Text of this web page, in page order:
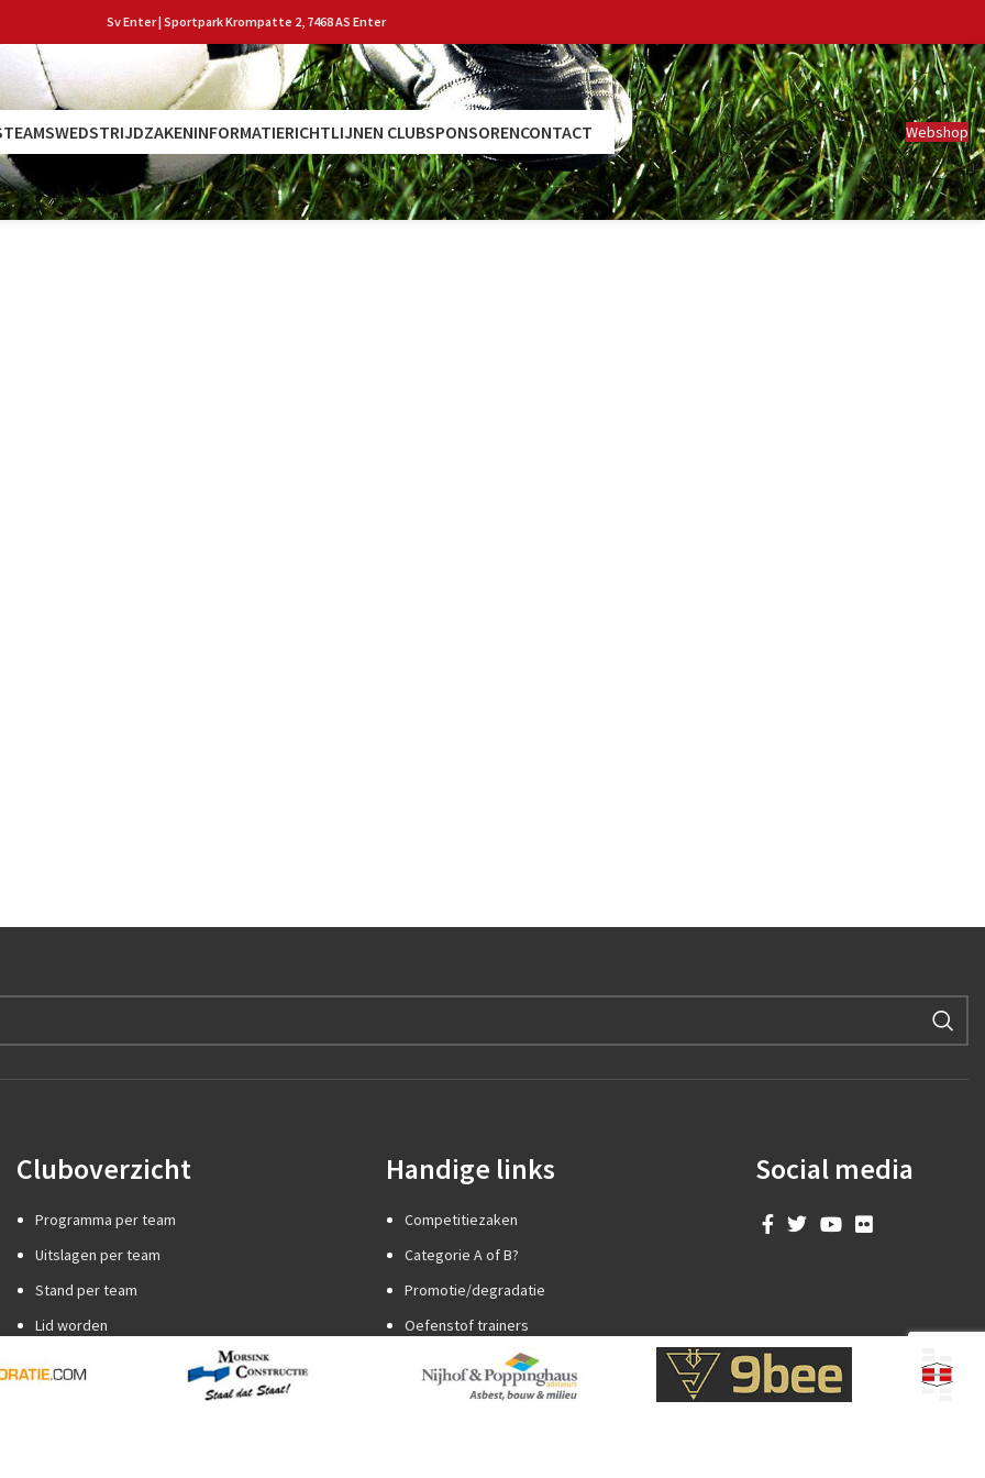
Sv Enter | Sportpark Krompatte 2, 7468 AS Enter
TEAMSWEDSTRIJDZAKENINFORMATIERICHTLIJNEN CLUBSPONSORENCONTACT Webshop
Cluboverzicht
Programma per team
Uitslagen per team
Stand per team
Lid worden
Internationaal jeugdtoernooi
Handige links
Competitiezaken
Categorie A of B?
Promotie/degradatie
Oefenstof trainers
Trainer worden?
Social media